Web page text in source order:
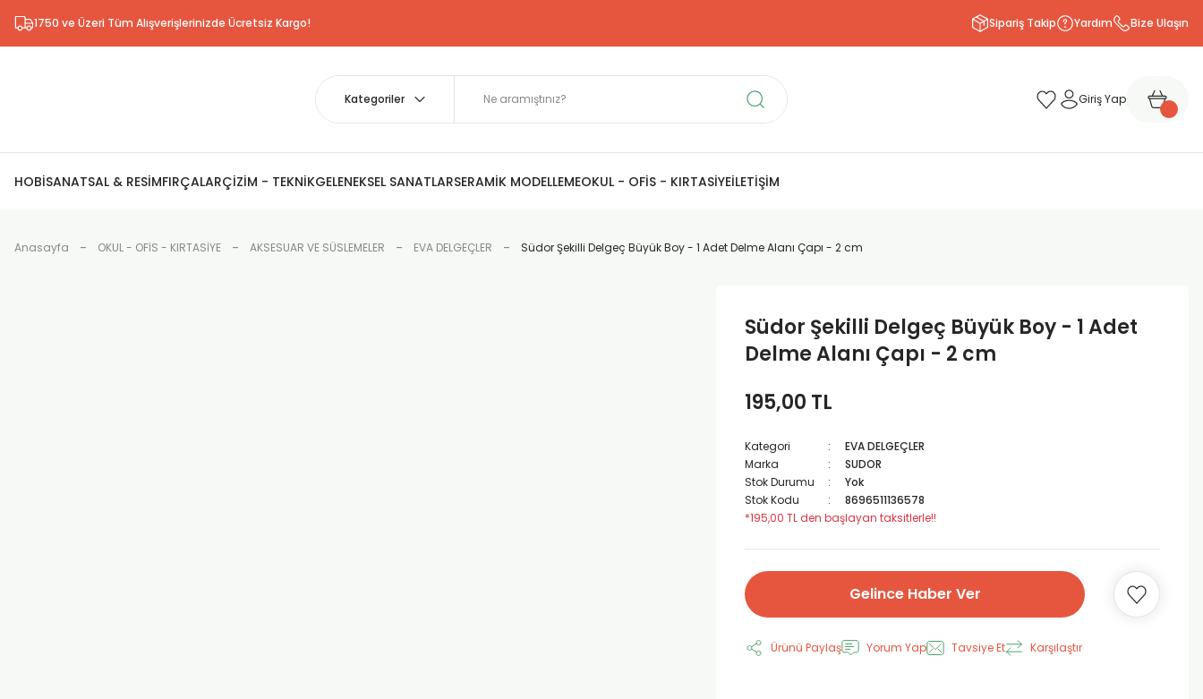
1750 ve Üzeri Tüm Alışverişlerinizde Ücretsiz Kargo! Sipariş Takip Yardım Bize Ulaşın
Giriş Yap
HOBİSANATSAL & RESİMFIRÇALARÇİZİM - TEKNİKGELENEKSEL SANATLARSERAMİK MODELLEMEOKUL - OFİS - KIRTASİYEİLETİŞİM
Anasayfa OKUL - OFİS - KIRTASİYE AKSESUAR VE SÜSLEMELER EVA DELGEÇLER Südor Şekilli Delgeç Büyük Boy - 1 Adet Delme Alanı Çapı - 2 cm
Südor Şekilli Delgeç Büyük Boy - 1 Adet
Delme Alanı Çapı - 2 cm
195,00 TL
Kategori
EVA DELGEÇLER
Marka
SUDOR
Stok Durumu
Yok
Stok Kodu
8696511136578
*195,00 TL den başlayan taksitlerle!!
Gelince Haber Ver
Ürünü Paylaş Yorum Yap Tavsiye Et Karşılaştır